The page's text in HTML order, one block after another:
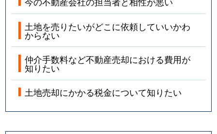
土地を売りたいがどこに依頼していいかわ
からない
仲介手数料など不動産売却における費用が
知りたい
土地売却にかかる税金について知りたい